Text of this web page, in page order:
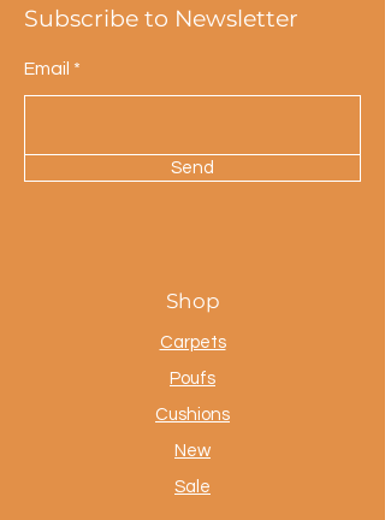
Subscribe to Newsletter
Email
Send
Shop
Carpets
Poufs
Cushions
New
Sale